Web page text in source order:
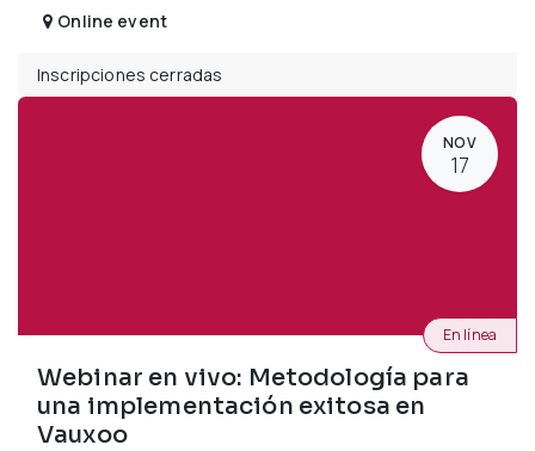
Online event
Inscripciones cerradas
NOV
17
Webinar en vivo: Metodología para
una implementación exitosa en
Vauxoo
En línea